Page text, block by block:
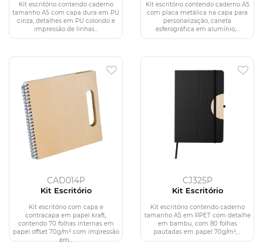
Kit escritório contendo caderno
tamanho A5 com capa dura em PU
cinza, detalhes em PU colorido e
impressão de linhas...
Kit escritório contendo caderno A5
com placa metálica na capa para
personalização, caneta
esferográfica em alumínio,...
CAD014P
Kit Escritório
Kit escritório com capa e
contracapa em papel kraft,
contendo 70 folhas internas em
papel offset 70g/m² com impressão
em...
CJ325P
Kit Escritório
Kit escritório contendo caderno
tamanho A5 em RPET com detalhe
em bambu, com 80 folhas
pautadas em papel 70g/m²,...